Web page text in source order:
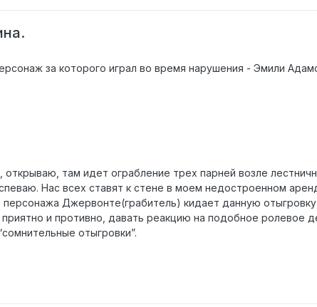
за которого играл во время нарушения - Эмили
там идет ограбление трех парней возле
Нас всех ставят к стене в моем недостроенном
Джервонте(грабитель) кидает данную
и противно, давать реакцию на подобное ролевое
отыгровки”.